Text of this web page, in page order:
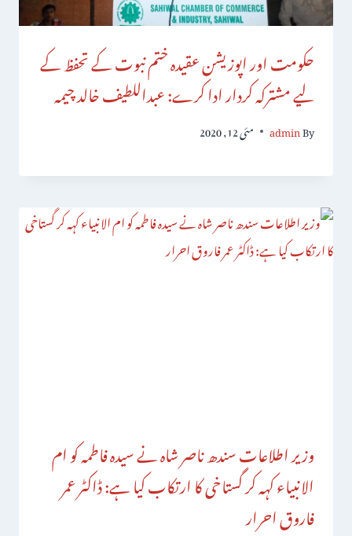
حکومت اور اپوزیشن عقیدہ ختم نبوت کے تحفظ کے
لیے مشترکہ کردار ادا کرے: عبداللطیف خالد چیمہ
By
admin مئی 12, 2020
وزیر اطلاعات سندھ ناصر شاہ نے سیدہ فاطمہ کو ام
الانبیاء کہہ کر گستاخی کا ارتکاب کیا ہے: ڈاکٹر عمر
فاروق احرار